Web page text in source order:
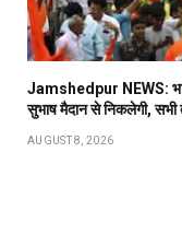
Jamshedpur NEWS:
सुभाष मैदान से निकलेगी, सभी
AUGUST 8, 2026